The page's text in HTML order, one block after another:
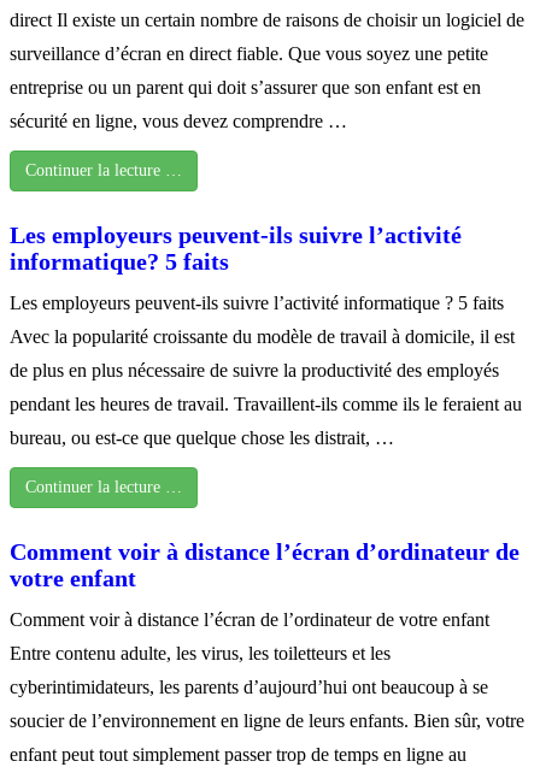
direct Il existe un certain nombre de raisons de choisir un logiciel de
surveillance d’écran en direct fiable. Que vous soyez une petite
entreprise ou un parent qui doit s’assurer que son enfant est en
sécurité en ligne, vous devez comprendre …
Continuer la lecture …
Les employeurs peuvent-ils suivre l’activité
informatique? 5 faits
Les employeurs peuvent-ils suivre l’activité informatique ? 5 faits
Avec la popularité croissante du modèle de travail à domicile, il est
de plus en plus nécessaire de suivre la productivité des employés
pendant les heures de travail. Travaillent-ils comme ils le feraient au
bureau, ou est-ce que quelque chose les distrait, …
Continuer la lecture …
Comment voir à distance l’écran d’ordinateur de
votre enfant
Comment voir à distance l’écran de l’ordinateur de votre enfant
Entre contenu adulte, les virus, les toiletteurs et les
cyberintimidateurs, les parents d’aujourd’hui ont beaucoup à se
soucier de l’environnement en ligne de leurs enfants. Bien sûr, votre
enfant peut tout simplement passer trop de temps en ligne au